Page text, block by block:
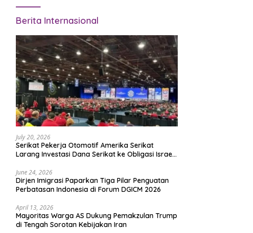
Berita Internasional
July 20, 2026
Serikat Pekerja Otomotif Amerika Serikat
Larang Investasi Dana Serikat ke Obligasi Israel,
June 24, 2026
Dirjen Imigrasi Paparkan Tiga Pilar Penguatan
Perbatasan Indonesia di Forum DGICM 2026
April 13, 2026
Mayoritas Warga AS Dukung Pemakzulan Trump
di Tengah Sorotan Kebijakan Iran